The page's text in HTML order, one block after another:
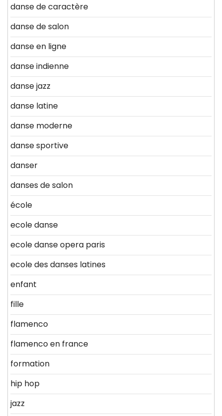
danse de caractère
danse de salon
danse en ligne
danse indienne
danse jazz
danse latine
danse moderne
danse sportive
danser
danses de salon
école
ecole danse
ecole danse opera paris
ecole des danses latines
enfant
fille
flamenco
flamenco en france
formation
hip hop
jazz